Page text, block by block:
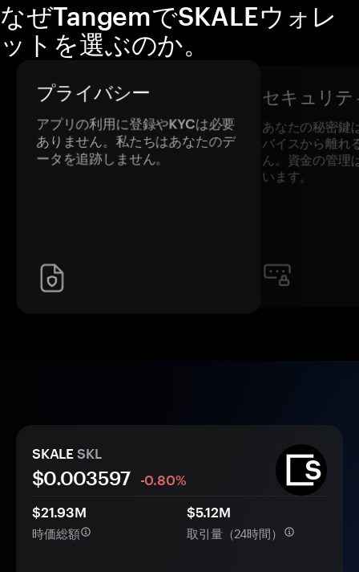
なぜTangemでSKALEウォレ
ットを選ぶのか。
プライバシー
アプリの利用に登録やKYCは必要
ありません。私たちはあなたのデ
ータを追跡しません。
セキュリテ
あなたの秘密鍵
バイスから離れ
ん。資金の管理
います。
SKALE SKL
$0.003597
-0.80%
$21.93M
時価総額
$5.12M
取引量（24時間）